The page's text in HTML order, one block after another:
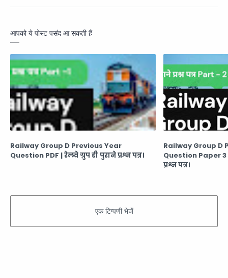
आपको ये पोस्ट पसंद आ सकती हैं
Railway Group D Previous Year
Question PDF | रेलवे ग्रुप डी पुराने प्रश्न पत्र।
Railway Group D
Question Paper 3
प्रश्न पत्र।